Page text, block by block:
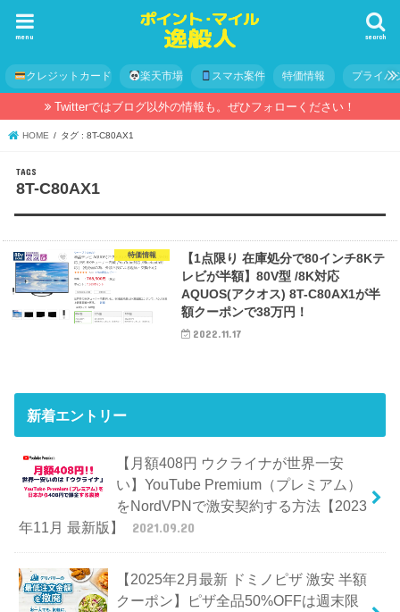
search
menu
クレジットカード 楽天市場 スマホ案件 特価情報 プライバ
Twitterではブログ以外の情報も。ぜひフォローください！
HOME タグ : 8T-C80AX1
8T-C80AX1
特価情報
【1点限り 在庫処分で80インチ8Kテ
レビが半額】80V型 /8K対応
AQUOS(アクオス) 8T-C80AX1が半
額クーポンで38万円！
2022.11.17
新着エントリー
【月額408円 ウクライナが世界一安
い】YouTube Premium（プレミアム）
をNordVPNで激安契約する方法【2023
年11月 最新版】
2021.09.20
【2025年2月最新 ドミノピザ 激安 半額
クーポン】ピザ全品50%OFFは週末限